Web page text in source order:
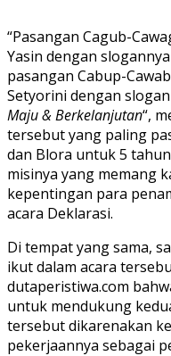
“Pasangan Cagub-
Yasin dengan slogannya
pasangan Cabup-
Setyorini dengan
Maju & Berkelanjutan“,
tersebut yang paling
dan Blora untuk 5
misinya yang memang
kepentingan para
acara Deklarasi.
Di tempat yang sama,
ikut dalam acara
dutaperistiwa.com
untuk mendukung
tersebut dikarenakan
pekerjaannya sebagai